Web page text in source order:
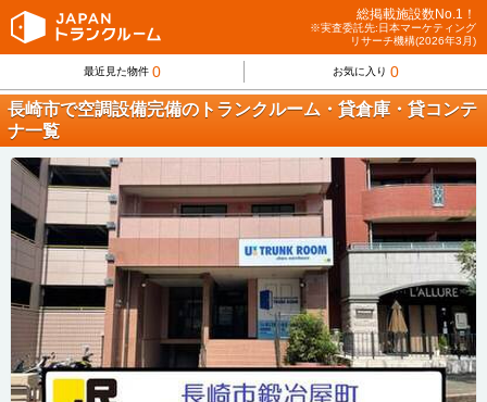
総掲載施設数No.1！
※実査委託先:日本マーケティング
リサーチ機構(2026年3月)
最近見た物件 0 お気に入り 0
長崎市で空調設備完備のトランクルーム・貸倉庫・貸コンテ
ナ一覧